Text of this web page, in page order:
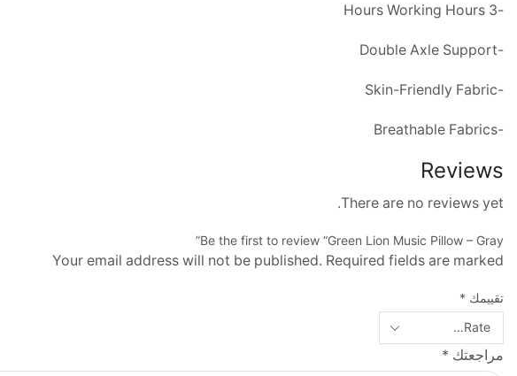
-3 Hours Working Hours
-Double Axle Support
-Skin-Friendly Fabric
-Breathable Fabrics
Reviews
There are no reviews yet.
Be the first to review “Green Lion Music Pillow – Gray”
Your email address will not be published. Required fields are marked
تقييمك *
مراجعتك *